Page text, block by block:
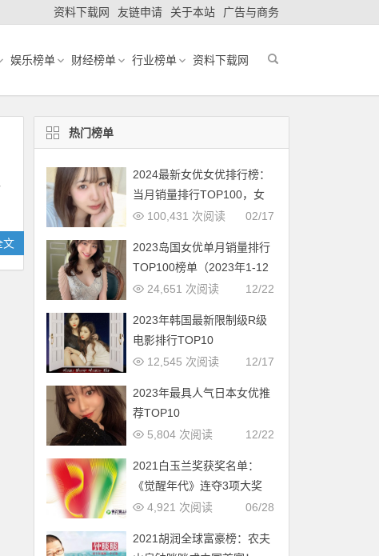
资料下载网 友链申请 关于本站 广告与商务
娱乐榜单 财经榜单 行业榜单 资料下载网
文
热门榜单
2024最新女优女优排行榜：
当月销量排行TOP100，女
优新人多多（2024年1月，
02/17
100,431 次阅读
2023岛国女优单月销量排行
TOP100榜单（2023年1-12
月更新完毕）
12/22
24,651 次阅读
2023年韩国最新限制级R级
电影排行TOP10
12/17
12,545 次阅读
2023年最具人气日本女优推
荐TOP10
12/22
5,804 次阅读
2021白玉兰奖获奖名单：
《觉醒年代》连夺3项大奖
06/28
4,921 次阅读
2021胡润全球富豪榜：农夫